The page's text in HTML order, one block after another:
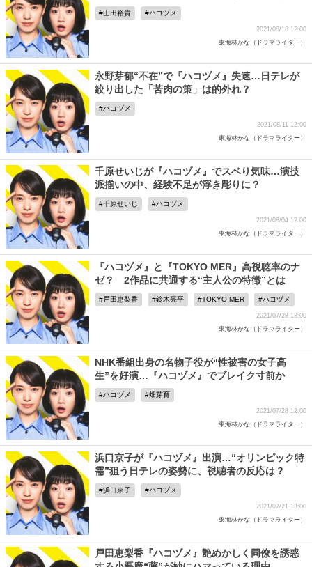
山田裕貴 ハコヅメ
2021/08/18 12:00
東海林かな（ドラマライター）
永野芽郁“不在”で『ハコヅメ』失速…日テレが
絞り出した「苦肉の策」は的外れ？
ハコヅメ
2021/08/11 12:00
東海林かな（ドラマライター）
千原せいじが『ハコヅメ』でスベり気味…演技
派揃いの中、経験不足が浮き彫りに？
千原せいじ ハコヅメ
2021/08/04 12:00
東海林かな（ドラマライター）
『ハコヅメ』と『TOKYO MER』高視聴率のナ
ゼ？ 2作品に共通する“主人公の特徴”とは
戸田恵梨香 鈴木亮平 TOKYO MER ハコヅメ
2021/07/28 18:00
東海林かな（ドラマライター）
NHK番組出身の名物子役が“性被害の女子高
生”を好演…『ハコヅメ』でブレイク寸前か
ハコヅメ 畑芽育
2021/07/28 12:00
東海林かな（ドラマライター）
浜口京子が『ハコヅメ』出演…“オリンピック特
需”狙う日テレの姿勢に、視聴者の反応は？
浜口京子 ハコヅメ
2021/07/21 18:00
東海林かな（ドラマライター）
戸田恵梨香『ハコヅメ』艶めかしく同僚を誘惑